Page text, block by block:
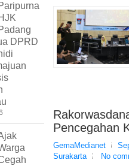
Pencegahan
GemaMedianet
Surakarta
No
DPRD